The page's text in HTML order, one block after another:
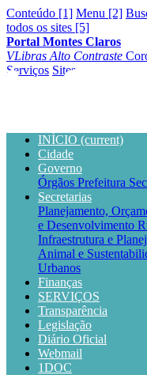
Conteúdo [1] Menu [2]
todos os sites [5]
Portal Montes Claros
VLibras Alto Contraste
Serviços Sites
INÍCIO (current)
Cidade
Governo
Órgãos Prefeitura
Secretarias
Planejamento,
e Desenvolvimento
Infraestrutura e
Animal e
Urbanos
Finanças
SERVIÇOS
Transparência
Legislação
Diário Oficial
Webmail
1DOC